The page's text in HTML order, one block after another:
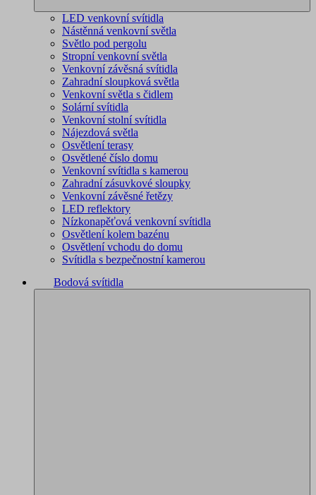
LED venkovní svítidla
Nástěnná venkovní světla
Světlo pod pergolu
Stropní venkovní světla
Venkovní závěsná svítidla
Zahradní sloupková světla
Venkovní světla s čidlem
Solární svítidla
Venkovní stolní svítidla
Nájezdová světla
Osvětlení terasy
Osvětlené číslo domu
Venkovní svítidla s kamerou
Zahradní zásuvkové sloupky
Venkovní závěsné řetězy
LED reflektory
Nízkonapěťová venkovní svítidla
Osvětlení kolem bazénu
Osvětlení vchodu do domu
Svítidla s bezpečnostní kamerou
Bodová svítidla